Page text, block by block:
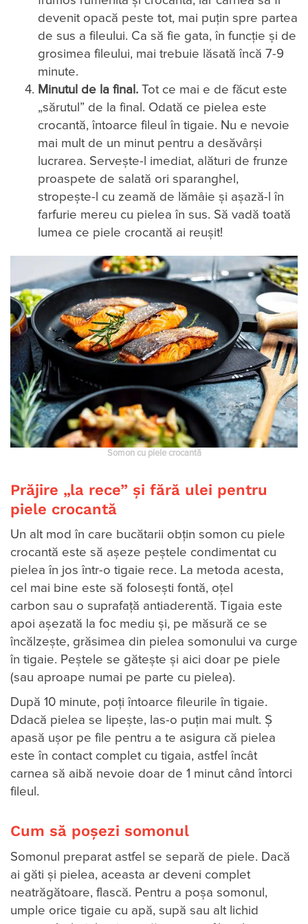
devenit opacă peste tot, mai puțin spre partea
de sus a fileului. Ca să fie gata, în funcție și de
grosimea fileului, mai trebuie lăsată încă 7-9
minute.
Minutul de la final. Tot ce mai e de făcut este
„sărutul” de la final. Odată ce pielea este
crocantă, întoarce fileul în tigaie. Nu e nevoie
mai mult de un minut pentru a desăvârși
lucrarea. Servește-l imediat, alături de frunze
proaspete de salată ori sparanghel,
stropește-l cu zeamă de lămâie și așază-l în
farfurie mereu cu pielea în sus. Să vadă toată
lumea ce piele crocantă ai reușit!
Somon cu piele crocantă
Prăjire „la rece” și fără ulei pentru
piele crocantă
Un alt mod în care bucătarii obțin somon cu piele
crocantă este să așeze peștele condimentat cu
pielea în jos într-o tigaie rece. La metoda acesta,
cel mai bine este să folosești fontă, oțel
carbon sau o suprafață antiaderentă. Tigaia este
apoi așezată la foc mediu și, pe măsură ce se
încălzește, grăsimea din pielea somonului va curge
în tigaie. Peștele se gătește și aici doar pe piele
(sau aproape numai pe parte cu pielea).
După 10 minute, poți întoarce fileurile în tigaie.
Ddacă pielea se lipește, las-o puțin mai mult. Ș
apasă ușor pe file pentru a te asigura că pielea
este în contact complet cu tigaia, astfel încât
carnea să aibă nevoie doar de 1 minut când întorci
fileul.
Cum să poșezi somonul
Somonul preparat astfel se separă de piele. Dacă
ai găti și pielea, aceasta ar deveni complet
neatrăgătoare, flască. Pentru a poșa somonul,
umple orice tigaie cu apă, supă sau alt lichid